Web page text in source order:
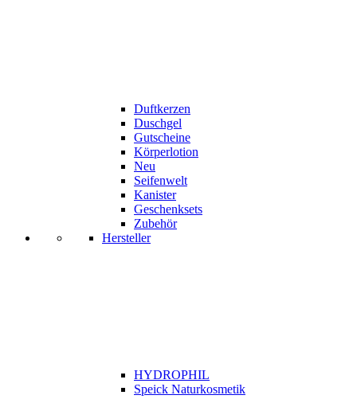
Duftkerzen
Duschgel
Gutscheine
Körperlotion
Neu
Seifenwelt
Kanister
Geschenksets
Zubehör
Hersteller
HYDROPHIL
Speick Naturkosmetik